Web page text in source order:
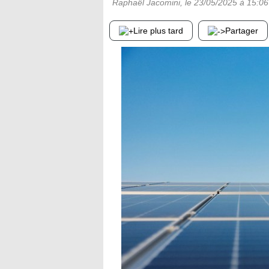
Raphaël Jacomini , le 23/05/2025 à 15:06
Lire plus tard Partager